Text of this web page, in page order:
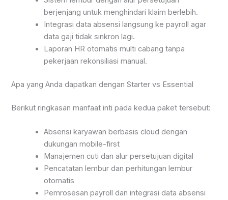
berjenjang untuk menghindari klaim berlebih.
Integrasi data absensi langsung ke payroll agar
data gaji tidak sinkron lagi.
Laporan HR otomatis multi cabang tanpa
pekerjaan rekonsiliasi manual.
Apa yang Anda dapatkan dengan Starter vs Essential
Berikut ringkasan manfaat inti pada kedua paket tersebut:
Absensi karyawan berbasis cloud dengan
dukungan mobile-first
Manajemen cuti dan alur persetujuan digital
Pencatatan lembur dan perhitungan lembur
otomatis
Pemrosesan payroll dan integrasi data absensi